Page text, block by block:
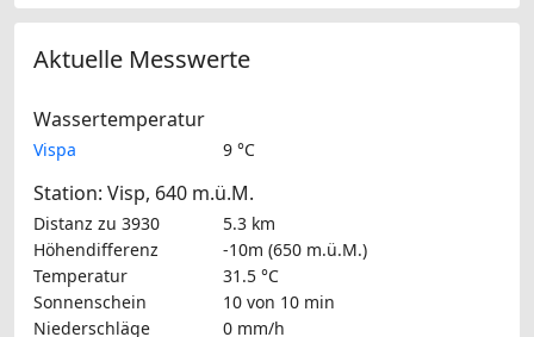
Aktuelle Messwerte
Wassertemperatur
Vispa 9 °C
Station: Visp, 640 m.ü.M.
Distanz zu 3930
5.3 km
Höhendifferenz
-10m (650 m.ü.M.)
Temperatur
31.5 °C
Sonnenschein
10 von 10 min
Niederschläge
0 mm/h